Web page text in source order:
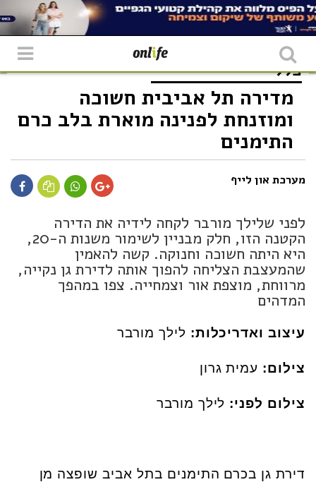
כללי
מדירה תל אביבית חשוכה
ומוזנחת לפנינה מוארת בלב כרם
התימנים
מערכת און לייף
לפני שלילך מורבר לקחה לידיה את הדירה
הקטנה הזו, חלק מבניין לשימור משנות ה-20,
היא היתה חשוכה וחנוקה. קשה להאמין
שהמעצבת הצליחה להפוך אותה לדירת גן נקייה,
מרווחת, מוצפת אור וצמחייה. צפו במהפך
המדהים
עיצוב ואדריכלות: לילך מורבר
צילום: עמית גרון
צילום לפני: לילך מורבר
דירת גן בכרם התימנים בתל אביב שופצה מן